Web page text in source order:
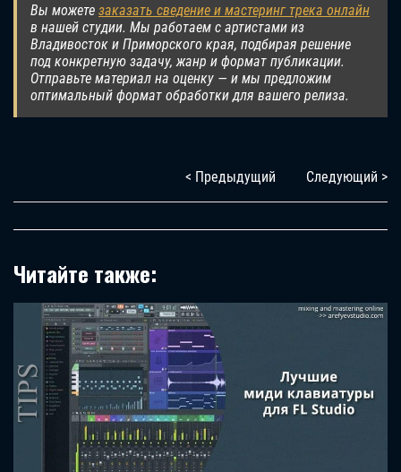
Вы можете заказать сведение и мастеринг трека онлайн
в нашей студии. Мы работаем с артистами из
Владивосток и Приморского края, подбирая решение
под конкретную задачу, жанр и формат публикации.
Отправьте материал на оценку — и мы предложим
оптимальный формат обработки для вашего релиза.
< Предыдущий Следующий >
Читайте также: